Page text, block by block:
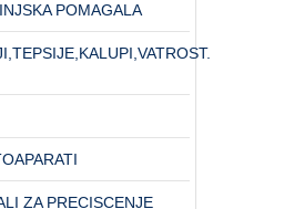
POMAGALA
ZA PRECISCENJE